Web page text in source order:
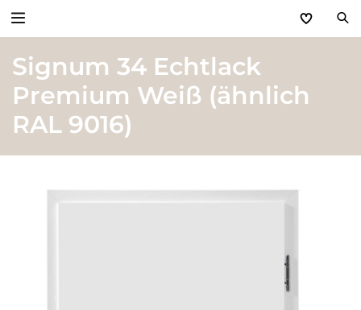
Zurück
Produkte
Signum 34 Echtlack
Premium Weiß (ähnlich
RAL 9016)